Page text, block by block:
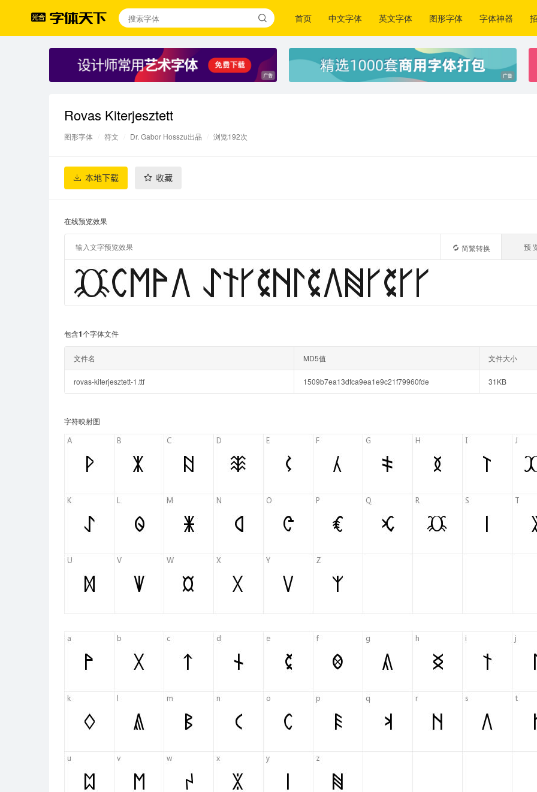
首页 中文字体 英文字体 图形字体 字体神器
Rovas Kiterjesztett
图形字体 符文 Dr. Gabor Hosszu出品 浏览192次
本地下载 收藏
在线预览效果
预
简繁转换
包含1个字体文件
文件名 MD5值 文件大小
rovas-kiterjesztett-1.ttf 1509b7ea13dfca9ea1e9c21f79960fde 31KB
字符映射图